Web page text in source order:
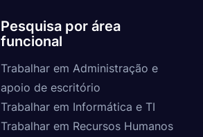
Pesquisa por área
funcional
Trabalhar em Administração e
apoio de escritório
Trabalhar em Informática e TI
Trabalhar em Recursos Humanos